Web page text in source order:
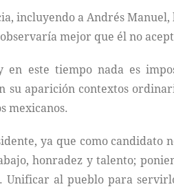
incluyendo a Andrés
mejor que él no
en este tiempo nada es
su aparición contextos
mexicanos.
ya que como candidato
honradez y talento;
Unificar al pueblo para